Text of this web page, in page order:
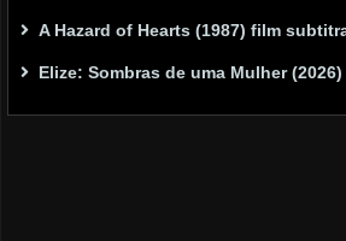
A Hazard of Hearts (1987) film
Elize: Sombras de uma Mulher